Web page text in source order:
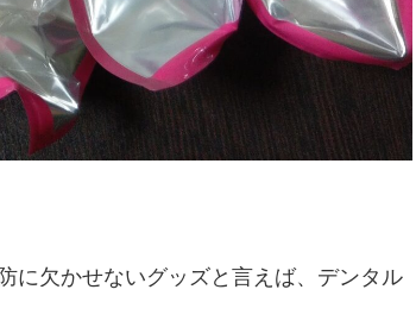
に欠かせないグッズと言えば、デンタル